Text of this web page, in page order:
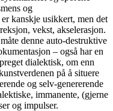
og
kanskje usikkert, men det
vekst, akselerasjon.
denne auto-destruktive
– også har en
dialektisk, om enn
på å situere
og selv-genererende
immanente, (gjerne
og impulser.